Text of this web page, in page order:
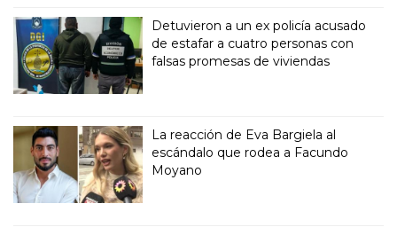
Detuvieron a un ex policía acusado
de estafar a cuatro personas con
falsas promesas de viviendas
La reacción de Eva Bargiela al
escándalo que rodea a Facundo
Moyano